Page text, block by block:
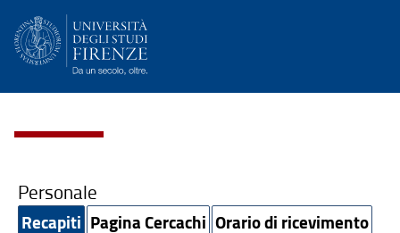
Personale
Recapiti Pagina Cercachi Orario di ricevimento